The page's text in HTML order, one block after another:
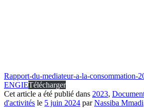
Rapport-du-mediateur-a-la-consommation-
ENGIETélécharger
Cet article a été publié dans 2023,
d'activités le 5 juin 2024 parNassiba Mmadi